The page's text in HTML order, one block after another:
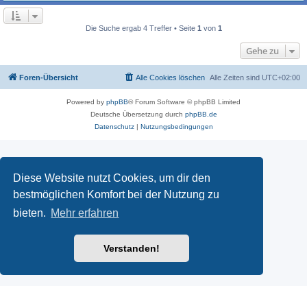
Diese Website nutzt Cookies, um dir den
bestmöglichen Komfort bei der Nutzung zu
bieten. Mehr erfahren
Verstanden!
Die Suche ergab 4 Treffer • Seite 1 von 1
Gehe zu
Foren-Übersicht Alle Zeiten sind UTC+02:00
Alle Cookies löschen
Powered by phpBB® Forum Software © phpBB Limited
Deutsche Übersetzung durch phpBB.de
Datenschutz| Nutzungsbedingungen